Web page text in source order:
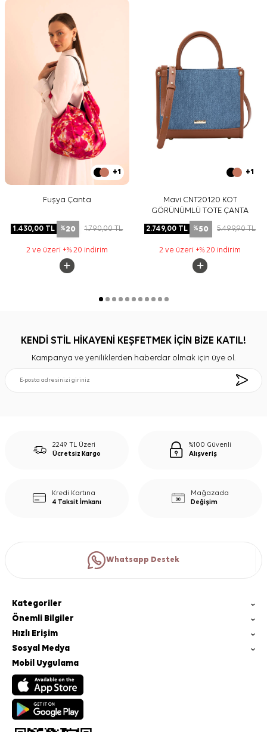
+1
Fuşya Çanta
1.430,00 TL %20 1.790,00TL
2 ve üzeri +% 20 indirim
+1
Mavi CNT20120 KOT
GÖRÜNÜMLÜ TOTE ÇANTA
2.749,00 TL %50 5.499,90TL
2 ve üzeri +% 20 indirim
KENDİ STİL HİKAYENİ KEŞFETMEK İÇİN BİZE KATIL!
Kampanya ve yeniliklerden haberdar olmak için üye ol.
2249 TL Üzeri
Ücretsiz Kargo
%100 Güvenli
Alışveriş
Kredi Kartına
4 Taksit İmkanı
Mağazada
Değişim
Whatsapp Destek
Kategoriler
Önemli Bilgiler
Hızlı Erişim
Sosyal Medya
Mobil Uygulama